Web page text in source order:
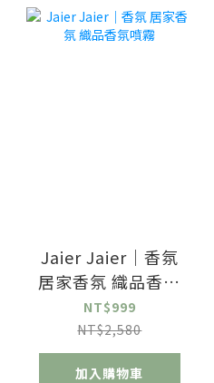
Jaier Jaier｜香氛
居家香氛 織品香氛
噴霧
NT$999
NT$2,580
加入購物車